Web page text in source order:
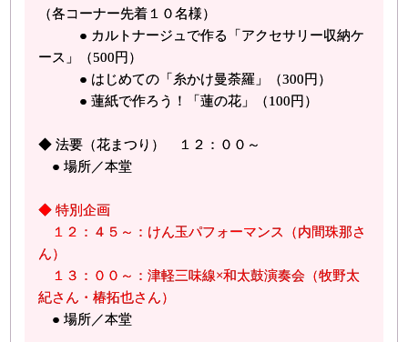
（各コーナー先着１０名様）
● カルトナージュで作る「アクセサリー収納ケ
ース」（500円）
● はじめての「糸かけ曼荼羅」（300円）
● 蓮紙で作ろう！「蓮の花」（100円）
◆ 法要（花まつり） １２：００～
● 場所／本堂
◆ 特別企画
１２：４５～：けん玉パフォーマンス（内間珠那さ
ん）
１３：００～：津軽三味線×和太鼓演奏会（牧野太
紀さん・椿拓也さん）
● 場所／本堂